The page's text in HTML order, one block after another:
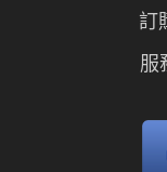
訂
服